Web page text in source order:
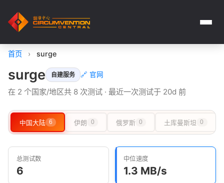
首页 › surge
surge 自建服务 🔗 官网
在 2 个国家/地区共 8 次测试 · 最近一次测试于 20d 前
中国大陆 6 伊朗 0 俄罗斯 0 土库曼斯坦 0
总测试数
6
中位速度
1.3 MB/s